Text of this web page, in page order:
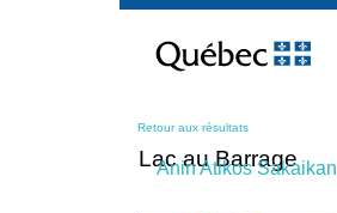
contenu
Retour aux résultats
Lac au Barrage
Anin Atikos Sakaikan